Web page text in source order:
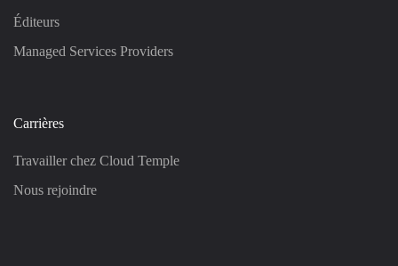
Éditeurs
Managed Services Providers
Carrières
Travailler chez Cloud Temple
Nous rejoindre